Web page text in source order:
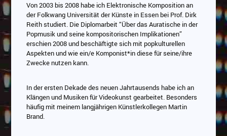
Von 2003 bis 2008 habe ich Elektronische Komposition an
der Folkwang Universität der Künste in Essen bei Prof. Dirk
Reith studiert. Die Diplomarbeit “Über das Auratische in der
Popmusik und seine kompositorischen Implikationen”
erschien 2008 und beschäftigte sich mit popkulturellen
Aspekten und wie ein/e Komponist*in diese für seine/ihre
Zwecke nutzen kann.
In der ersten Dekade des neuen Jahrtausends habe ich an
Klängen und Musiken für Videokunst gearbeitet. Besonders
häufig mit meinem langjährigen Künstlerkollegen Martin
Brand.